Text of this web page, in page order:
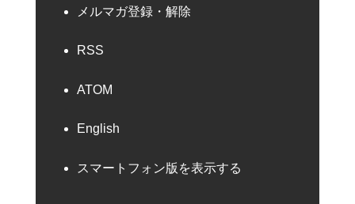
メルマガ登録・解除
RSS
ATOM
English
スマートフォン版を表示する